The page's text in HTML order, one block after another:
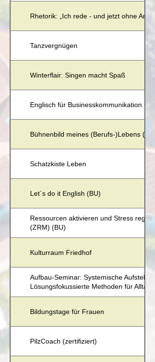
Rhetorik: „Ich rede - und jetzt ohne
Tanzvergnügen
Winterflair: Singen macht Spaß
Englisch für Businesskommunikation
Bühnenbild meines (Berufs-)Lebens (BU)
Schatzkiste Leben
Let´s do it English (BU)
Ressourcen aktivieren und Stress
(ZRM) (BU)
Kulturraum Friedhof
Aufbau-Seminar: Systemische
Lösungsfokussierte Methoden für Alltag
Bildungstage für Frauen
PilzCoach (zertifiziert)